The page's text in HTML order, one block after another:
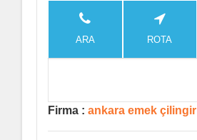
ARA ROTA
Firma :ankara emek çilingir